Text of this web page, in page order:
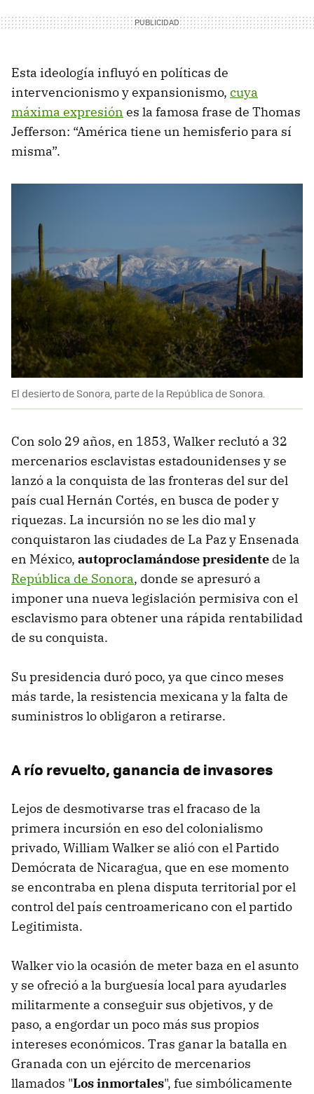
Esta ideología influyó en políticas de
intervencionismo y expansionismo, cuya
máxima expresión es la famosa frase de Thomas
Jefferson: “América tiene un hemisferio para sí
misma”.
El desierto de Sonora, parte de la República de Sonora.
Con solo 29 años, en 1853, Walker reclutó a 32
mercenarios esclavistas estadounidenses y se
lanzó a la conquista de las fronteras del sur del
país cual Hernán Cortés, en busca de poder y
riquezas. La incursión no se les dio mal y
conquistaron las ciudades de La Paz y Ensenada
en México, autoproclamándose presidente de la
República de Sonora, donde se apresuró a
imponer una nueva legislación permisiva con el
esclavismo para obtener una rápida rentabilidad
de su conquista.
Su presidencia duró poco, ya que cinco meses
más tarde, la resistencia mexicana y la falta de
suministros lo obligaron a retirarse.
A río revuelto, ganancia de invasores
Lejos de desmotivarse tras el fracaso de la
primera incursión en eso del colonialismo
privado, William Walker se alió con el Partido
Demócrata de Nicaragua, que en ese momento
se encontraba en plena disputa territorial por el
control del país centroamericano con el partido
Legitimista.
Walker vio la ocasión de meter baza en el asunto
y se ofreció a la burguesía local para ayudarles
militarmente a conseguir sus objetivos, y de
paso, a engordar un poco más sus propios
intereses económicos. Tras ganar la batalla en
Granada con un ejército de mercenarios
llamados "Los inmortales", fue simbólicamente